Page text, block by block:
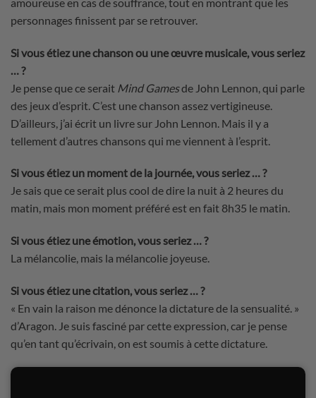
personnages finissent par se retrouver.
Si vous étiez une chanson ou une œuvre musicale, vous seriez
… ?
Je pense que ce serait Mind Gamesde John Lennon, qui parle
des jeux d’esprit. C’est une chanson assez vertigineuse.
D’ailleurs, j’ai écrit un livre sur John Lennon. Mais il y a
tellement d’autres chansons qui me viennent à l’esprit.
Si vous étiez un moment de la journée, vous seriez … ?
Je sais que ce serait plus cool de dire la nuit à 2 heures du
matin, mais mon moment préféré est en fait 8h35 le matin.
Si vous étiez une émotion, vous seriez … ?
La mélancolie, mais la mélancolie joyeuse.
Si vous étiez une citation, vous seriez … ?
« En vain la raison me dénonce la dictature de la sensualité. »
d’Aragon. Je suis fasciné par cette expression, car je pense
qu’en tant qu’écrivain, on est soumis à cette dictature.